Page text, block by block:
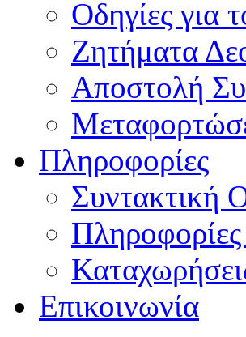
Οδηγίες για
Ζητήματα
Αποστολή
Πληροφορίες
Συντακτική
Επικοινωνία